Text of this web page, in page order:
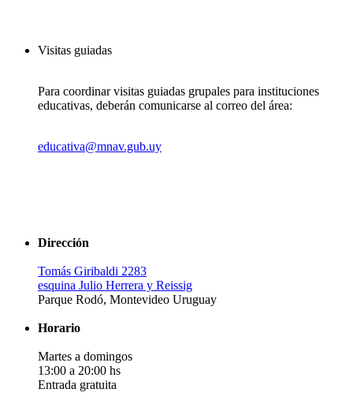
Visitas guiadas
Para coordinar visitas guiadas grupales para instituciones
educativas, deberán comunicarse al correo del área:
educativa@mnav.gub.uy
Dirección
Tomás Giribaldi 2283
esquina Julio Herrera y Reissig
Parque Rodó, Montevideo Uruguay
Horario
Martes a domingos
13:00 a 20:00 hs
Entrada gratuita